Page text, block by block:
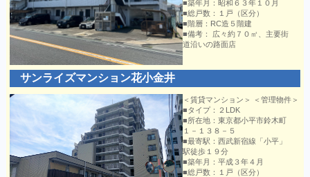
■築年月：昭和６３年１０月
■総戸数：１戸（区分）
■階層：RC造５階建
■備考： 広々約７０㎡、主要街
道沿いの路面店
サンライズマンション花小金井
＜賃貸マンション＞ ＜管理物件＞
■タイプ：２LDK
■所在地：東京都小平市鈴木町
１－１３８－５
■最寄駅：西武新宿線「小平」
駅徒歩１９分
■築年月：平成３年４月
■総戸数：１戸（区分）